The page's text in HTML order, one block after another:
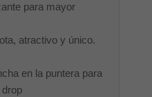
para mayor
atractivo y único.
en la puntera para